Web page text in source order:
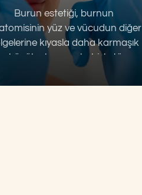
Burun estetiği, burnun
yüz ve vücudun diğer
kıyasla daha karmaşık
ve küçük olması sebebiyle tüm
cerrahi operasyonlar içinde
en karmaşık ve zorlayıcı